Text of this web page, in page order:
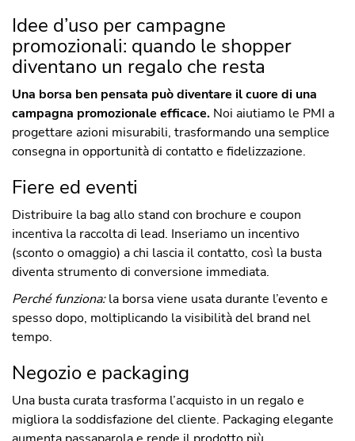
Idee d’uso per campagne
promozionali: quando le shopper
diventano un regalo che resta
Una borsa ben pensata può diventare il cuore di una
campagna promozionale efficace. Noi aiutiamo le PMI a
progettare azioni misurabili, trasformando una semplice
consegna in opportunità di contatto e fidelizzazione.
Fiere ed eventi
Distribuire la bag allo stand con brochure e coupon
incentiva la raccolta di lead. Inseriamo un incentivo
(sconto o omaggio) a chi lascia il contatto, così la busta
diventa strumento di conversione immediata.
Perché funziona: la borsa viene usata durante l’evento e
spesso dopo, moltiplicando la visibilità del brand nel
tempo.
Negozio e packaging
Una busta curata trasforma l’acquisto in un regalo e
migliora la soddisfazione del cliente. Packaging elegante